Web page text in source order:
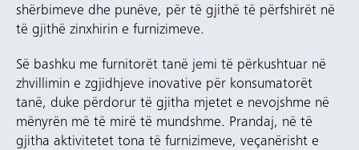
shërbimeve dhe punëve, për të gjithë të përfshirët në
të gjithë zinxhirin e furnizimeve.
Së bashku me furnitorët tanë jemi të përkushtuar në
zhvillimin e zgjidhjeve inovative për konsumatorët
tanë, duke përdorur të gjitha mjetet e nevojshme në
mënyrën më të mirë të mundshme. Prandaj, në të
gjitha aktivitetet tona të furnizimeve, veçanërisht e